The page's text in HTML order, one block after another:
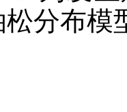
松分布模